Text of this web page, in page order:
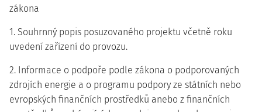
zákona
1. Souhrnný popis posuzovaného projektu včetně roku
uvedení zařízení do provozu.
2. Informace o podpoře podle zákona o podporovaných
zdrojích energie a o programu podpory ze státních nebo
evropských finančních prostředků anebo z finančních